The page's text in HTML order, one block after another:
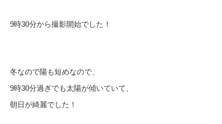
9時30分から撮影開始でした！
冬なので陽も短めなので、
9時30分過ぎでも太陽が傾いていて、
朝日が綺麗でした！